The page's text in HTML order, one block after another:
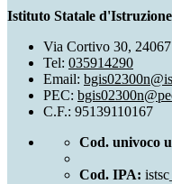
Istituto Statale
Via Cortivo 30,
Tel: 035914290
Email:
PEC:
C.F.: 95139110167
Cod. univoco
Cod. IPA: